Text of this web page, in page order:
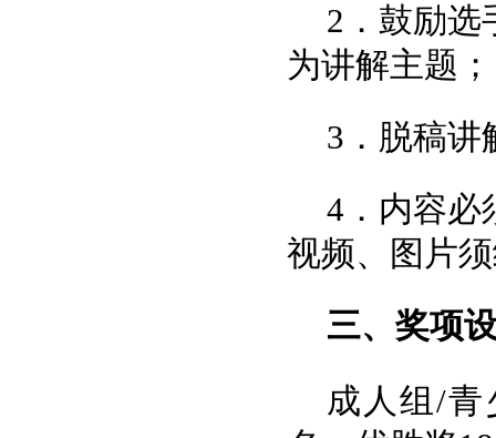
2．鼓励选
为讲解主题；
3．脱稿
4．内容必
视频、图片
三、奖项
成人组/青